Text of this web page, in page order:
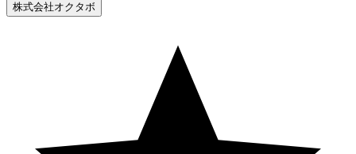
株式会社オクタボ